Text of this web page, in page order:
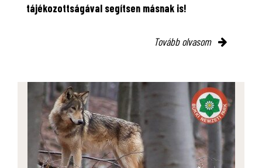
tájékozottságával segítsen másnak is!
Tovább olvasom